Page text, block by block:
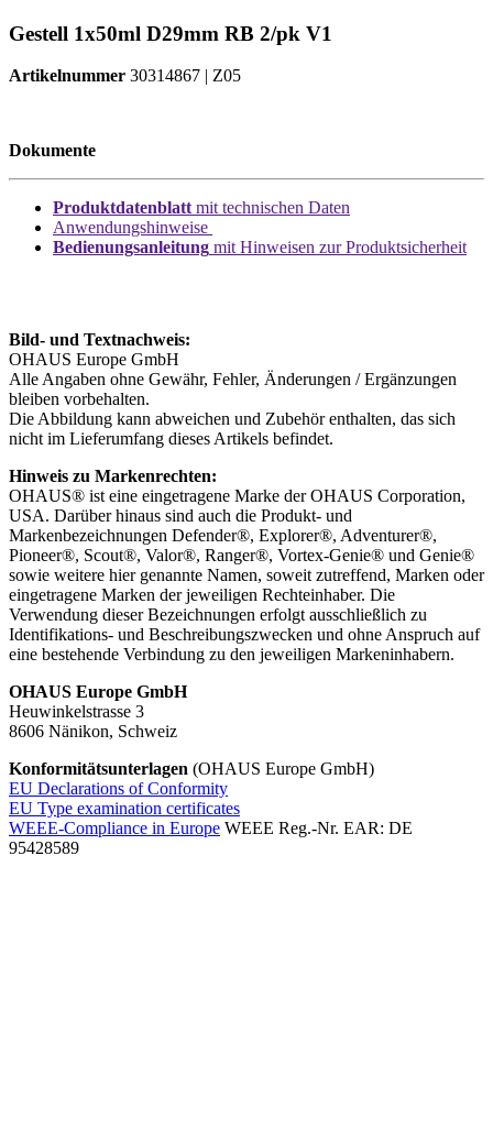
Gestell 1x50ml D29mm RB 2/pk V1
Artikelnummer 30314867 | Z05
Dokumente
Produktdatenblattmit technischen Daten
Anwendungshinweise
Bedienungsanleitung mit Hinweisen zur Produktsicherheit
Bild- und Textnachweis:
OHAUS Europe GmbH
Alle Angaben ohne Gewähr, Fehler, Änderungen / Ergänzungen
bleiben vorbehalten.
Die Abbildung kann abweichen und Zubehör enthalten, das sich
nicht im Lieferumfang dieses Artikels befindet.
Hinweis zu Markenrechten:
OHAUS® ist eine eingetragene Marke der OHAUS Corporation,
USA. Darüber hinaus sind auch die Produkt- und
Markenbezeichnungen Defender®, Explorer®, Adventurer®,
Pioneer®, Scout®, Valor®, Ranger®, Vortex-Genie® und Genie®
sowie weitere hier genannte Namen, soweit zutreffend, Marken oder
eingetragene Marken der jeweiligen Rechteinhaber. Die
Verwendung dieser Bezeichnungen erfolgt ausschließlich zu
Identifikations- und Beschreibungszwecken und ohne Anspruch auf
eine bestehende Verbindung zu den jeweiligen Markeninhabern.
OHAUS Europe GmbH
Heuwinkelstrasse 3
8606 Nänikon, Schweiz
Konformitätsunterlagen (OHAUS Europe GmbH)
EU Declarations of Conformity
EU Type examination certificates
WEEE-Compliance in Europe WEEE Reg.-Nr. EAR: DE
95428589